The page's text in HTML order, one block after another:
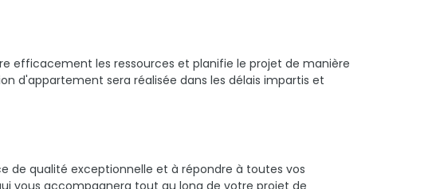
efficacement les ressources et planifie le projet de manière
d'appartement sera réalisée dans les délais impartis et
de qualité exceptionnelle et à répondre à toutes vos
vous accompagnera tout au long de votre projet de